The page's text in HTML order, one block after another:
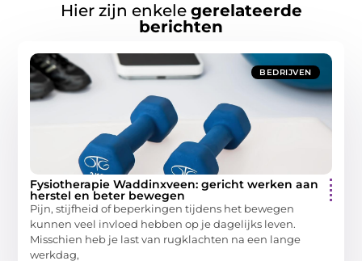
Hier zijn enkele gerelateerde
berichten
BEDRIJVEN
Fysiotherapie Waddinxveen: gericht werken aan
herstel en beter bewegen
Pijn, stijfheid of beperkingen tijdens het bewegen
kunnen veel invloed hebben op je dagelijks leven.
Misschien heb je last van rugklachten na een lange
werkdag,